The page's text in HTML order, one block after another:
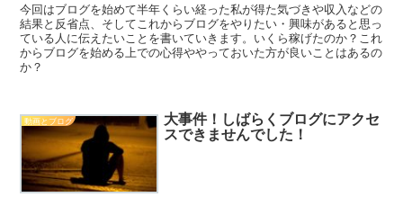
今回はブログを始めて半年くらい経った私が得た気づきや収入などの
結果と反省点、そしてこれからブログをやりたい・興味があると思っ
ている人に伝えたいことを書いていきます。いくら稼げたのか？これ
からブログを始める上での心得ややっておいた方が良いことはあるの
か？
動画とブログ
大事件！しばらくブログにアクセ
スできませんでした！